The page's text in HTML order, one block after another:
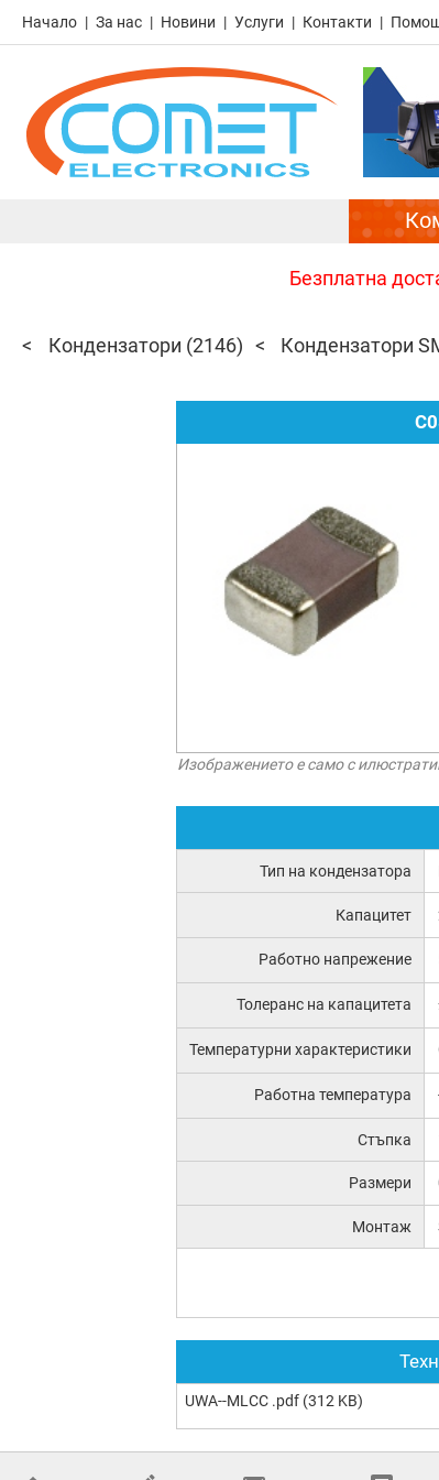
Начало За нас Новини Услуги Контакти
Безплатна
Кондензатори (2146) Кондензатори
Изображението е само с
Тип на кондензатора
Капацитет
Работно напрежение
Толеранс на капацитета
Температурни характеристики
Работна температура
Стъпка
Размери
Монтаж
UWA--MLCC .pdf (312 KB)